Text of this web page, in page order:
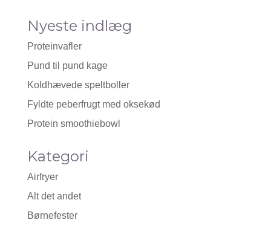
Nyeste indlæg
Proteinvafler
Pund til pund kage
Koldhævede speltboller
Fyldte peberfrugt med oksekød
Protein smoothiebowl
Kategori
Airfryer
Alt det andet
Børnefester